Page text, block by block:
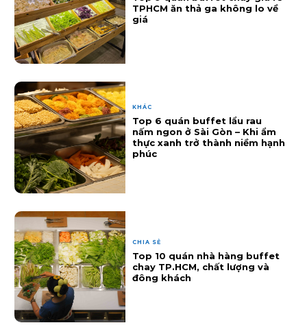
TPHCM ăn thả ga không lo về
giá
KHÁC
Top 6 quán buffet lẩu rau
nấm ngon ở Sài Gòn – Khi ẩm
thực xanh trở thành niềm hạnh
phúc
CHIA SẺ
Top 10 quán nhà hàng buffet
chay TP.HCM, chất lượng và
đông khách